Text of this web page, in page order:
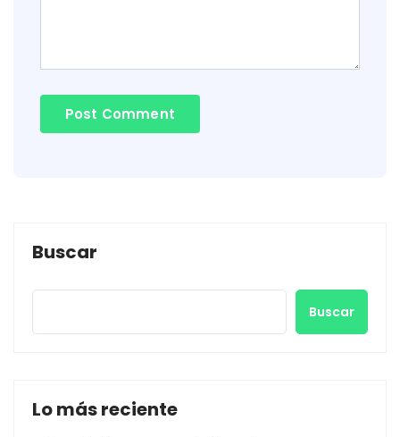
Buscar
Buscar
Lo más reciente